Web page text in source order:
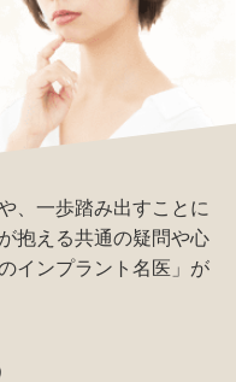
、一歩踏み出すことに
抱える共通の疑問や心
インプラント名医」が